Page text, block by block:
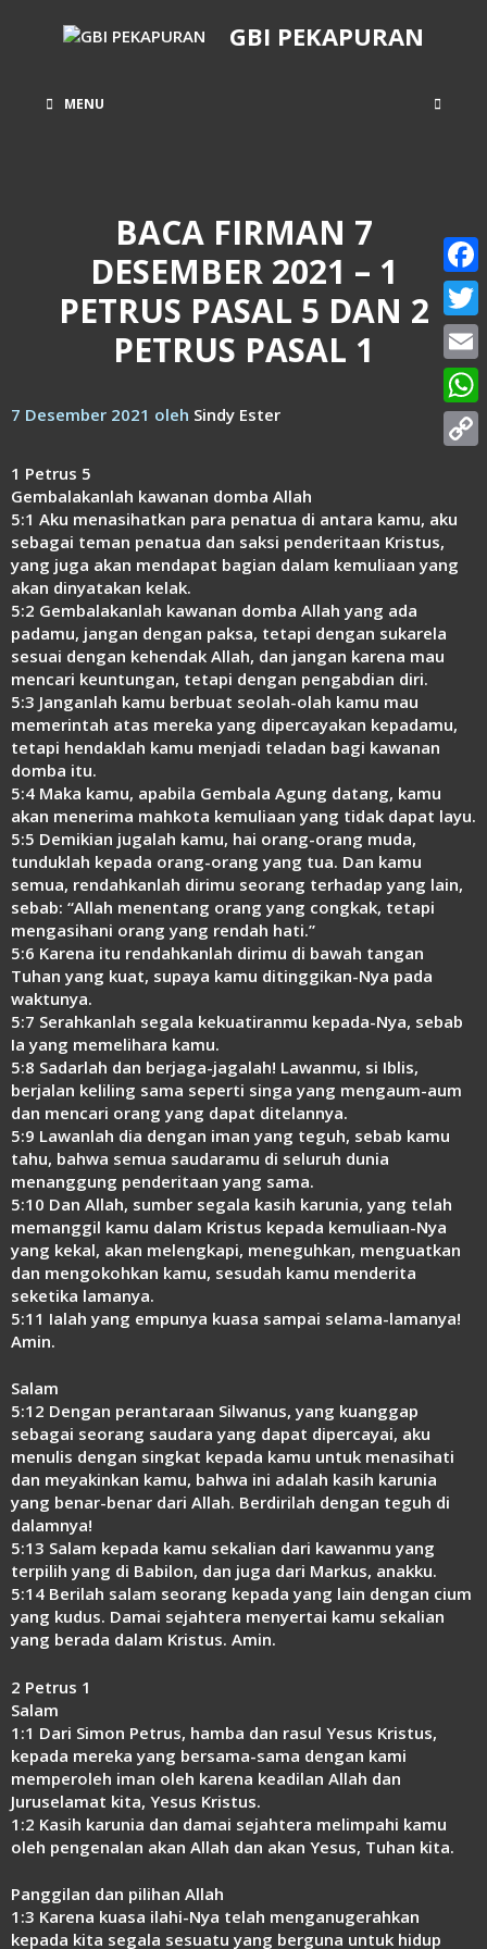
GBI PEKAPURAN
MENU
BACA FIRMAN 7
DESEMBER 2021 – 1
PETRUS PASAL 5 DAN 2
PETRUS PASAL 1
7 Desember 2021 oleh Sindy Ester
1 Petrus 5
Gembalakanlah kawanan domba Allah
5:1 Aku menasihatkan para penatua di antara kamu, aku
sebagai teman penatua dan saksi penderitaan Kristus,
yang juga akan mendapat bagian dalam kemuliaan yang
akan dinyatakan kelak.
5:2 Gembalakanlah kawanan domba Allah yang ada
padamu, jangan dengan paksa, tetapi dengan sukarela
sesuai dengan kehendak Allah, dan jangan karena mau
mencari keuntungan, tetapi dengan pengabdian diri.
5:3 Janganlah kamu berbuat seolah-olah kamu mau
memerintah atas mereka yang dipercayakan kepadamu,
tetapi hendaklah kamu menjadi teladan bagi kawanan
domba itu.
5:4 Maka kamu, apabila Gembala Agung datang, kamu
akan menerima mahkota kemuliaan yang tidak dapat layu.
5:5 Demikian jugalah kamu, hai orang-orang muda,
tunduklah kepada orang-orang yang tua. Dan kamu
semua, rendahkanlah dirimu seorang terhadap yang lain,
sebab: “Allah menentang orang yang congkak, tetapi
mengasihani orang yang rendah hati.”
5:6 Karena itu rendahkanlah dirimu di bawah tangan
Tuhan yang kuat, supaya kamu ditinggikan-Nya pada
waktunya.
5:7 Serahkanlah segala kekuatiranmu kepada-Nya, sebab
Ia yang memelihara kamu.
5:8 Sadarlah dan berjaga-jagalah! Lawanmu, si Iblis,
berjalan keliling sama seperti singa yang mengaum-aum
dan mencari orang yang dapat ditelannya.
5:9 Lawanlah dia dengan iman yang teguh, sebab kamu
tahu, bahwa semua saudaramu di seluruh dunia
menanggung penderitaan yang sama.
5:10 Dan Allah, sumber segala kasih karunia, yang telah
memanggil kamu dalam Kristus kepada kemuliaan-Nya
yang kekal, akan melengkapi, meneguhkan, menguatkan
dan mengokohkan kamu, sesudah kamu menderita
seketika lamanya.
5:11 Ialah yang empunya kuasa sampai selama-lamanya!
Amin.
Salam
5:12 Dengan perantaraan Silwanus, yang kuanggap
sebagai seorang saudara yang dapat dipercayai, aku
menulis dengan singkat kepada kamu untuk menasihati
dan meyakinkan kamu, bahwa ini adalah kasih karunia
yang benar-benar dari Allah. Berdirilah dengan teguh di
dalamnya!
5:13 Salam kepada kamu sekalian dari kawanmu yang
terpilih yang di Babilon, dan juga dari Markus, anakku.
5:14 Berilah salam seorang kepada yang lain dengan cium
yang kudus. Damai sejahtera menyertai kamu sekalian
yang berada dalam Kristus. Amin.
2 Petrus 1
Salam
1:1 Dari Simon Petrus, hamba dan rasul Yesus Kristus,
kepada mereka yang bersama-sama dengan kami
memperoleh iman oleh karena keadilan Allah dan
Juruselamat kita, Yesus Kristus.
1:2 Kasih karunia dan damai sejahtera melimpahi kamu
oleh pengenalan akan Allah dan akan Yesus, Tuhan kita.
Panggilan dan pilihan Allah
1:3 Karena kuasa ilahi-Nya telah menganugerahkan
kepada kita segala sesuatu yang berguna untuk hidup
Email